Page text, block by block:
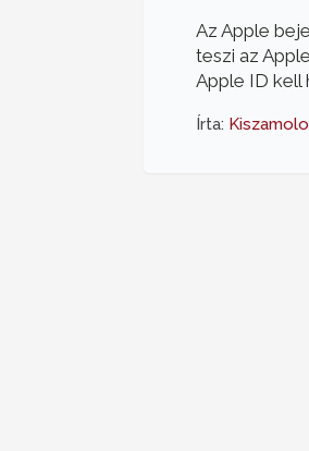
Az Apple
teszi az
Apple ID kell
Írta: Kiszamolo